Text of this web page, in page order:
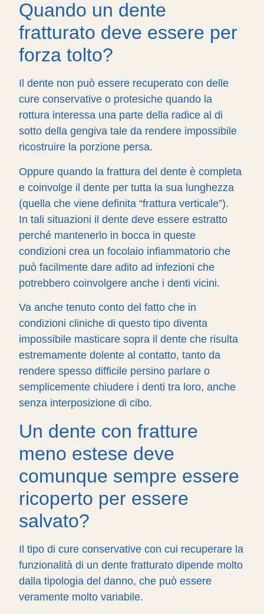
Quando un dente
fratturato deve essere per
forza tolto?
Il dente non può essere recuperato con delle
cure conservative o protesiche quando la
rottura interessa una parte della radice al di
sotto della gengiva tale da rendere impossibile
ricostruire la porzione persa.
Oppure quando la frattura del dente è completa
e coinvolge il dente per tutta la sua lunghezza
(quella che viene definita “frattura verticale”).
In tali situazioni il dente deve essere estratto
perché mantenerlo in bocca in queste
condizioni crea un focolaio infiammatorio che
può facilmente dare adito ad infezioni che
potrebbero coinvolgere anche i denti vicini.
Va anche tenuto conto del fatto che in
condizioni cliniche di questo tipo diventa
impossibile masticare sopra il dente che risulta
estremamente dolente al contatto, tanto da
rendere spesso difficile persino parlare o
semplicemente chiudere i denti tra loro, anche
senza interposizione di cibo.
Un dente con fratture
meno estese deve
comunque sempre essere
ricoperto per essere
salvato?
Il tipo di cure conservative con cui recuperare la
funzionalità di un dente fratturato dipende molto
dalla tipologia del danno, che può essere
veramente molto variabile.